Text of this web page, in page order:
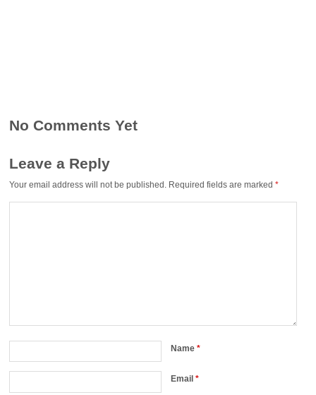
No Comments Yet
Leave a Reply
Your email address will not be published. Required fields are marked*
Name*
Email*